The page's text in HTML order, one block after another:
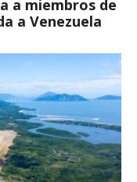
a miembros de
a Venezuela